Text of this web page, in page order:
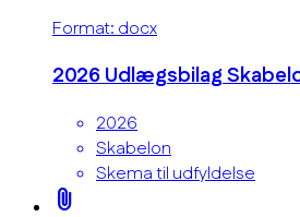
Format: docx
2026 Udlægsbilag
2026
Skabelon
Skema til udfyldelse
attach_file